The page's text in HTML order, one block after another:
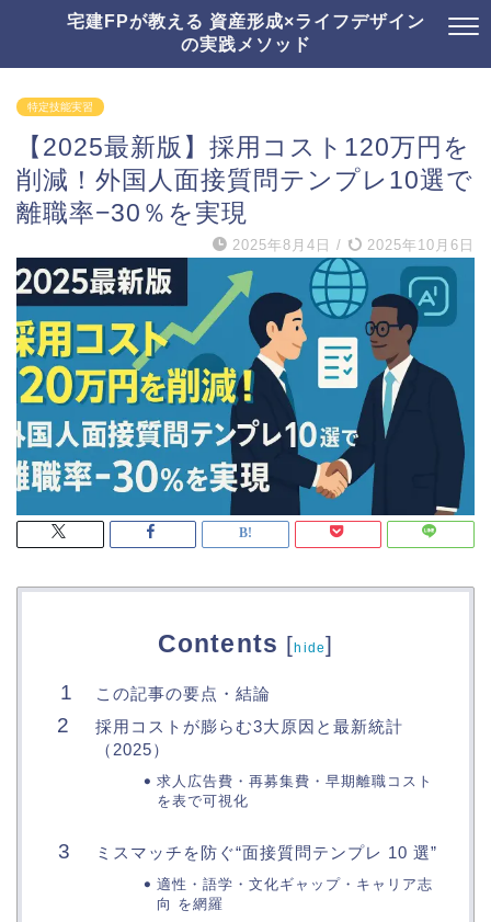
宅建FPが教える 資産形成×ライフデザイン
の実践メソッド
特定技能実習
【2025最新版】採用コスト120万円を
削減！外国人面接質問テンプレ10選で
離職率−30％を実現
2025年8月4日 / 2025年10月6日
Contents [hide]
この記事の要点・結論
採用コストが膨らむ3大原因と最新統計
（2025）
求人広告費・再募集費・早期離職コスト
を表で可視化
ミスマッチを防ぐ“面接質問テンプレ 10 選”
適性・語学・文化ギャップ・キャリア志
向 を網羅